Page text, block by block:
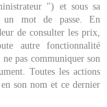
") et sous sa
un mot de passe. En
de consulter les prix,
autre fonctionnalité
pas communiquer son
Toutes les actions
son nom et ce dernier